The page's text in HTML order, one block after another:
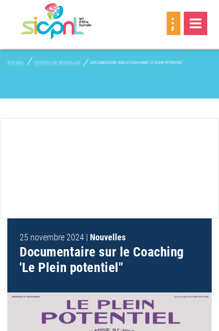
MEMBRE
ACCUEIL TOUTES LES NOUVELLES DOCUMENTAIRE SUR LE COACHING 'LE PLEIN POTENTIEL"
NOUVELLES
25 novembre 2024 | Nouvelles
Documentaire sur le Coaching
'Le Plein potentiel"